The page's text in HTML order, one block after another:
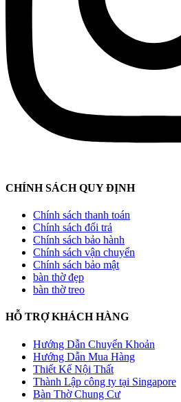
CHÍNH SÁCH QUY ĐỊNH
Chính sách thanh toán
Chính sách đổi trả
Chính sách bảo hành
Chính sách vận chuyển
Chính sách bảo mật
bàn thờ đẹp
bàn thờ treo
HỖ TRỢ KHÁCH HÀNG
Hướng Dẫn Chuyển Khoản
Hướng Dẫn Mua Hàng
Thiết Kế Nội Thất
Thành Lập công ty tại Singapore
Bàn Thờ Chung Cư